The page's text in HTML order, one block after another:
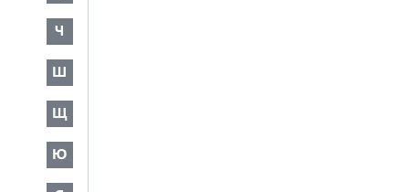
Ч
Ш
Щ
Ю